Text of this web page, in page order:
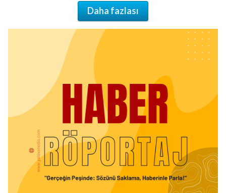
Daha fazlası